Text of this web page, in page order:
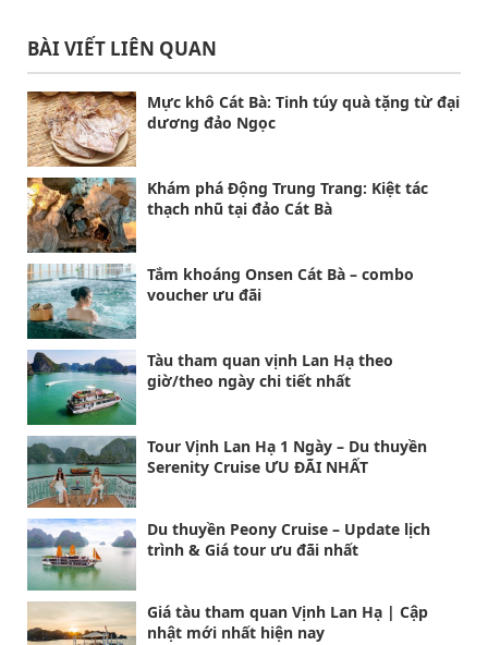
BÀI VIẾT LIÊN QUAN
Mực khô Cát Bà: Tinh túy quà tặng từ đại
dương đảo Ngọc
Khám phá Động Trung Trang: Kiệt tác
thạch nhũ tại đảo Cát Bà
Tắm khoáng Onsen Cát Bà – combo
voucher ưu đãi
Tàu tham quan vịnh Lan Hạ theo
giờ/theo ngày chi tiết nhất
Tour Vịnh Lan Hạ 1 Ngày – Du thuyền
Serenity Cruise ƯU ĐÃI NHẤT
Du thuyền Peony Cruise – Update lịch
trình & Giá tour ưu đãi nhất
Giá tàu tham quan Vịnh Lan Hạ | Cập
nhật mới nhất hiện nay